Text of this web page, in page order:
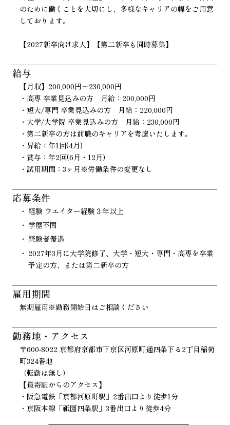
のために働くことを大切にし、多様なキャリアの幅をご用意
しております。
【2027新卒向け求人】【第二新卒も同時募集】
給与
【月収】200,000円～230,000円
・高専 卒業見込みの方 月給：200,000円
・短大/専門 卒業見込みの方 月給：220,000円
・大学/大学院 卒業見込みの方 月給：230,000円
・第二新卒の方は前職のキャリアを考慮いたします。
・昇給：年1回(4月)
・賞与：年2回(6月・12月)
・試用期間：3ヶ月※労働条件の変更なし
応募条件
経験 ウエイター経験３年以上
学歴不問
経験者優遇
2027年3月に大学院修了、大学・短大・専門・高専を卒業
予定の方、または第二新卒の方
雇用期間
無期雇用※勤務開始日はご相談ください
勤務地・アクセス
〒600-8022 京都府京都市下京区河原町通四条下る2丁目稲荷
町324番地
（転勤は無し）
【最寄駅からのアクセス】
・阪急電鉄「京都河原町駅」2番出口より徒歩1分
・京阪本線「祇園四条駅」3番出口より徒歩4分